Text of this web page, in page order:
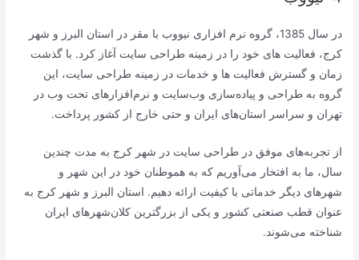
در سال 1385، گروه نرم افزاری نیووب با مقر در استان البرز و شهر
کرج، فعالیت های خود را در زمینه طراحی سایت آغاز کرد. با گذشت
زمان و گسترش فعالیت ها و خدمات در زمینه طراحی سایت، این
گروه به طراحی و پیاده‌سازی وب‌سایت و نرم‌افزارهای تحت وب در
تهران و سراسر استان‌های ایران و حتی خارج از کشور پرداخت.
از تجربه‌های موفق در طراحی سایت در شهر کرج به مدت چندین
سال، ما به افتخار می‌آوریم که به هموطنان خود در این شهر و
شهرهای دیگر خدماتی با کیفیت ارائه دهیم. استان البرز و شهر کرج به
عنوان قطب صنعتی کشور و یکی از بزرگترین کلان‌شهرهای ایران
شناخته می‌شوند.